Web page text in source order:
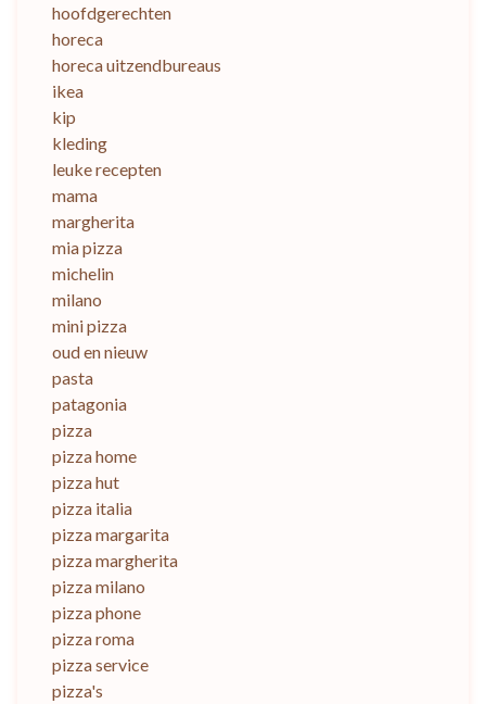
hoofdgerechten
horeca
horeca uitzendbureaus
ikea
kip
kleding
leuke recepten
mama
margherita
mia pizza
michelin
milano
mini pizza
oud en nieuw
pasta
patagonia
pizza
pizza home
pizza hut
pizza italia
pizza margarita
pizza margherita
pizza milano
pizza phone
pizza roma
pizza service
pizza's